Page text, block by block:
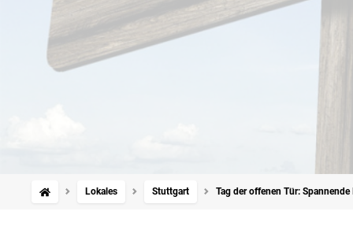
Lokales Stuttgart Tag der offenen Tür: